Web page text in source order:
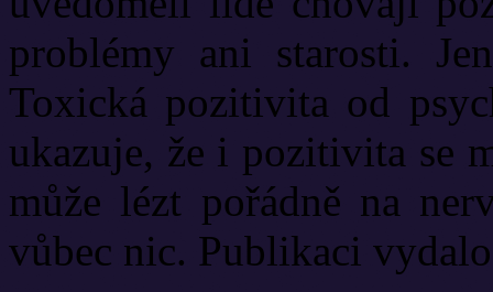
problémy ani starosti.
Toxická pozitivita od
ukazuje, že i pozitivita se
může lézt pořádně na
vůbec nic. Publikaci